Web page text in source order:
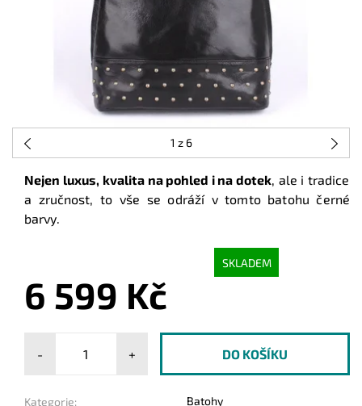
1 z 6
Nejen luxus, kvalita na pohled i na dotek, ale i tradice
a zručnost, to vše se odráží v tomto batohu černé
barvy.
SKLADEM
6 599 Kč
- +
Kategorie:
Batohy